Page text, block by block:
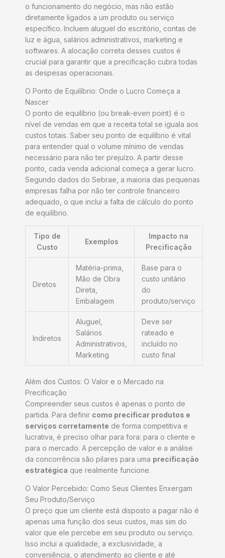
o funcionamento do negócio, mas não estão
diretamente ligados a um produto ou serviço
específico. Incluem aluguel do escritório, contas de
luz e água, salários administrativos, marketing e
softwares. A alocação correta desses custos é
crucial para garantir que a precificação cubra todas
as despesas operacionais.
O Ponto de Equilíbrio: Onde o Lucro Começa a
Nascer
O ponto de equilíbrio (ou break-even point) é o
nível de vendas em que a receita total se iguala aos
custos totais. Saber seu ponto de equilíbrio é vital
para entender qual o volume mínimo de vendas
necessário para não ter prejuízo. A partir desse
ponto, cada venda adicional começa a gerar lucro.
Segundo dados do Sebrae, a maioria das pequenas
empresas falha por não ter controle financeiro
adequado, o que inclui a falta de cálculo do ponto
de equilíbrio.
Tipo de
Custo
Exemplos
Impacto na
Precificação
Diretos
Matéria-prima,
Mão de Obra
Direta,
Embalagem
Base para o
custo unitário
do
produto/serviço
Indiretos
Aluguel,
Salários
Administrativos,
Marketing
Deve ser
rateado e
incluído no
custo final
Além dos Custos: O Valor e o Mercado na
Precificação
Compreender seus custos é apenas o ponto de
partida. Para definir como precificar produtos e
serviços corretamente de forma competitiva e
lucrativa, é preciso olhar para fora: para o cliente e
para o mercado. A percepção de valor e a análise
da concorrência são pilares para uma precificação
estratégica que realmente funcione.
O Valor Percebido: Como Seus Clientes Enxergam
Seu Produto/Serviço
O preço que um cliente está disposto a pagar não é
apenas uma função dos seus custos, mas sim do
valor que ele percebe em seu produto ou serviço.
Isso inclui a qualidade, a exclusividade, a
conveniência, o atendimento ao cliente e até